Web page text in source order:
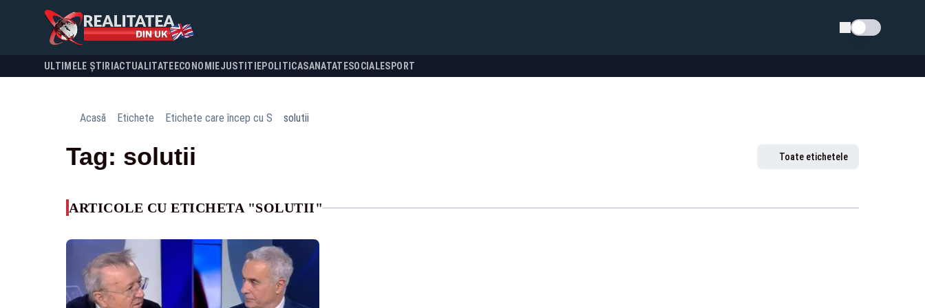
Schimba tema
ULTIMELE ȘTIRI ACTUALITATE ECONOMIEJUSTITIEPOLITICASANATATESOCIALESPORT
Acasă Etichete Etichete care încep cu S solutii
Tag: solutii Toate etichetele
ARTICOLE CU ETICHETA "SOLUTII"